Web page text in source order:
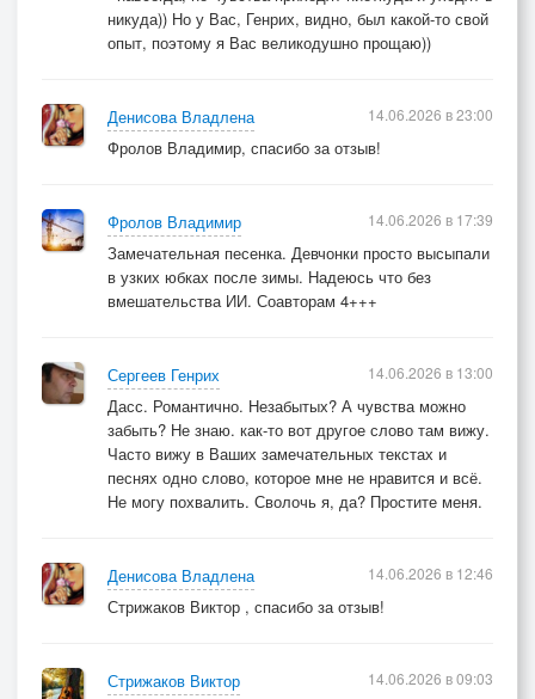
никуда)) Но у Вас, Генрих, видно, был какой-то свой
опыт, поэтому я Вас великодушно прощаю))
Денисова Владлена
Фролов Владимир, спасибо за отзыв!
14.06.2026 в 23:00
Фролов Владимир
Замечательная песенка. Девчонки просто высыпали
в узких юбках после зимы. Надеюсь что без
вмешательства ИИ. Соавторам 4+++
14.06.2026 в 17:39
Сергеев Генрих
Дасс. Романтично. Незабытых? А чувства можно
забыть? Не знаю. как-то вот другое слово там вижу.
Часто вижу в Ваших замечательных текстах и
песнях одно слово, которое мне не нравится и всё.
Не могу похвалить. Сволочь я, да? Простите меня.
14.06.2026 в 13:00
Денисова Владлена
Стрижаков Виктор , спасибо за отзыв!
14.06.2026 в 12:46
Стрижаков Виктор
14.06.2026 в 09:03